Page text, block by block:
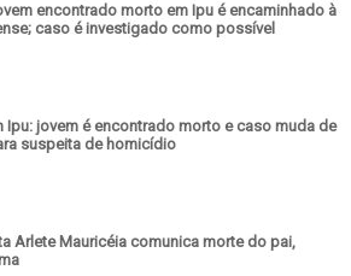
encontrado morto em Ipu é encaminhado à
caso é investigado como possível
Ipu: jovem é encontrado morto e caso muda de
suspeita de homicídio
Arlete Mauricéia comunica morte do pai,